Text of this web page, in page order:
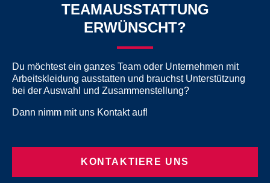
TEAMAUSSTATTUNG
ERWÜNSCHT?
Du möchtest ein ganzes Team oder Unternehmen mit
Arbeitskleidung ausstatten und brauchst Unterstützung
bei der Auswahl und Zusammenstellung?
Dann nimm mit uns Kontakt auf!
KONTAKTIERE UNS